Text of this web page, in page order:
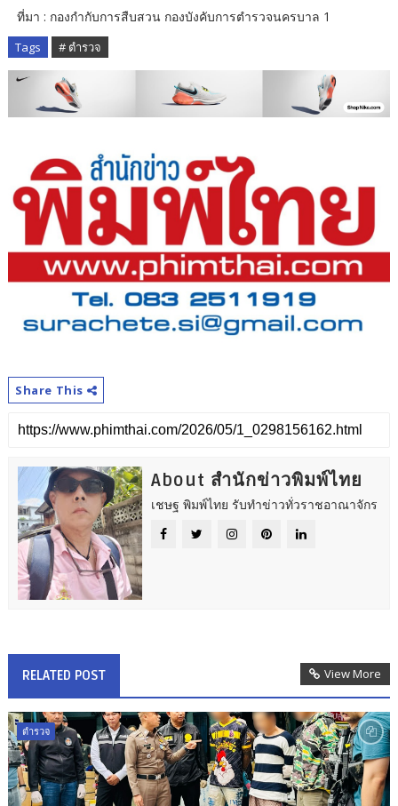
ที่มา : กองกำกับการสืบสวน กองบังคับการตำรวจนครบาล 1
Tags # ตำรวจ
Share This
About สำนักข่าวพิมพ์ไทย
เชษฐ พิมพ์ไทย รับทำข่าวทั่วราชอาณาจักร
RELATED POST View More
ตำรวจ